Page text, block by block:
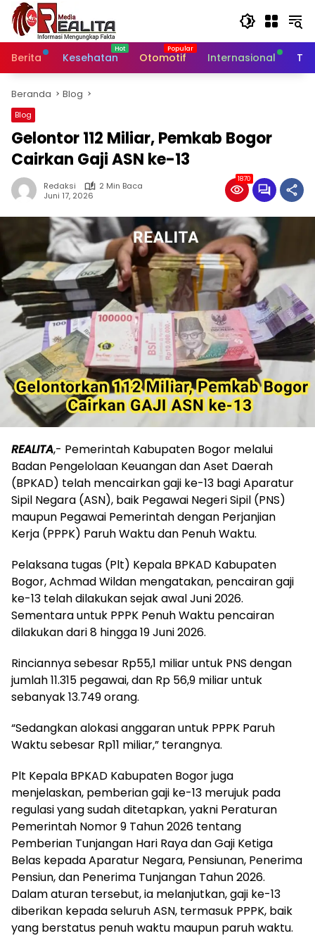
Langsung
konten
Berita
Kesehatan Otomotif Internasional
Beranda Blog
Blog
Gelontor 112 Miliar, Pemkab Bogor
Cairkan Gaji ASN ke-13
Redaksi
2 Min Baca
Juni 17, 2026
1870
REALITA,- Pemerintah Kabupaten Bogor melalui
Badan Pengelolaan Keuangan dan Aset Daerah
(BPKAD) telah mencairkan gaji ke-13 bagi Aparatur
Sipil Negara (ASN), baik Pegawai Negeri Sipil (PNS)
maupun Pegawai Pemerintah dengan Perjanjian
Kerja (PPPK) Paruh Waktu dan Penuh Waktu.
Pelaksana tugas (Plt) Kepala BPKAD Kabupaten
Bogor, Achmad Wildan mengatakan, pencairan gaji
ke-13 telah dilakukan sejak awal Juni 2026.
Sementara untuk PPPK Penuh Waktu pencairan
dilakukan dari 8 hingga 19 Juni 2026.
Rinciannya sebesar Rp55,1 miliar untuk PNS dengan
jumlah 11.315 pegawai, dan Rp 56,9 miliar untuk
sebanyak 13.749 orang.
“Sedangkan alokasi anggaran untuk PPPK Paruh
Waktu sebesar Rp11 miliar,” terangnya.
Plt Kepala BPKAD Kabupaten Bogor juga
menjelaskan, pemberian gaji ke-13 merujuk pada
regulasi yang sudah ditetapkan, yakni Peraturan
Pemerintah Nomor 9 Tahun 2026 tentang
Pemberian Tunjangan Hari Raya dan Gaji Ketiga
Belas kepada Aparatur Negara, Pensiunan, Penerima
Pensiun, dan Penerima Tunjangan Tahun 2026.
Dalam aturan tersebut, ia melanjutkan, gaji ke-13
diberikan kepada seluruh ASN, termasuk PPPK, baik
yang berstatus penuh waktu maupun paruh waktu.